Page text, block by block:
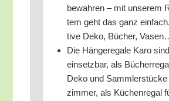
be­wah­ren – mit unse­rem
tem geht das ganz
ti­ve Deko, Bücher,
Die Hän­ge­re­ga­le Karo
ein­setz­bar, als
Deko und
zim­mer, als Küchen­re­gal